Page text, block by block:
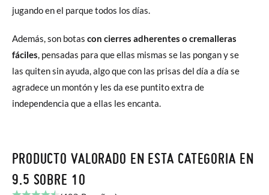
jugando en el parque todos los días.
Además, son botas con cierres adherentes o cremalleras
fáciles, pensadas para que ellas mismas se las pongan y se
las quiten sin ayuda, algo que con las prisas del día a día se
agradece un montón y les da ese puntito extra de
independencia que a ellas les encanta.
PRODUCTO VALORADO EN ESTA CATEGORIA EN
9.5 SOBRE 10